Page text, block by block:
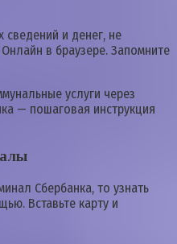
сведений и денег, не
в браузере. Запомните
услуги через
— пошаговая инструкция
Сбербанка, то узнать
Вставьте карту и